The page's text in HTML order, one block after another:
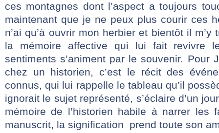
ces montagnes dont l’aspect a toujours
maintenant que je ne peux plus courir ces
n’ai qu’à ouvrir mon herbier et bientôt il m’y
la mémoire affective qui lui fait revivre
sentiments s’animent par le souvenir. Pour
chez un historien, c’est le récit des
connus, qui lui rappelle le tableau qu’il
ignorait le sujet représenté, s’éclaire d’un
mémoire de l’historien habile à narrer les
manuscrit, la signification prend toute son